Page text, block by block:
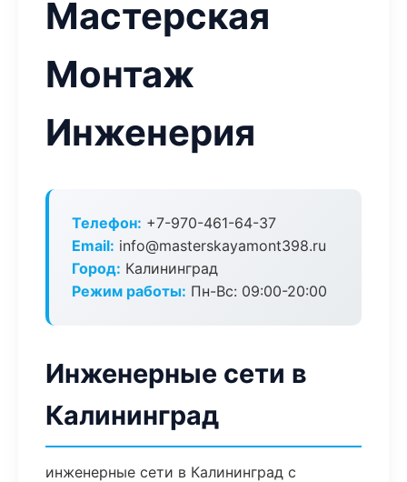
Мастерская
Монтаж
Инженерия
Телефон: +7-970-461-64-37
Email: info@masterskayamont398.ru
Город: Калининград
Режим работы: Пн-Вс: 09:00-20:00
Инженерные сети в
Калининград
инженерные сети в Калининград с